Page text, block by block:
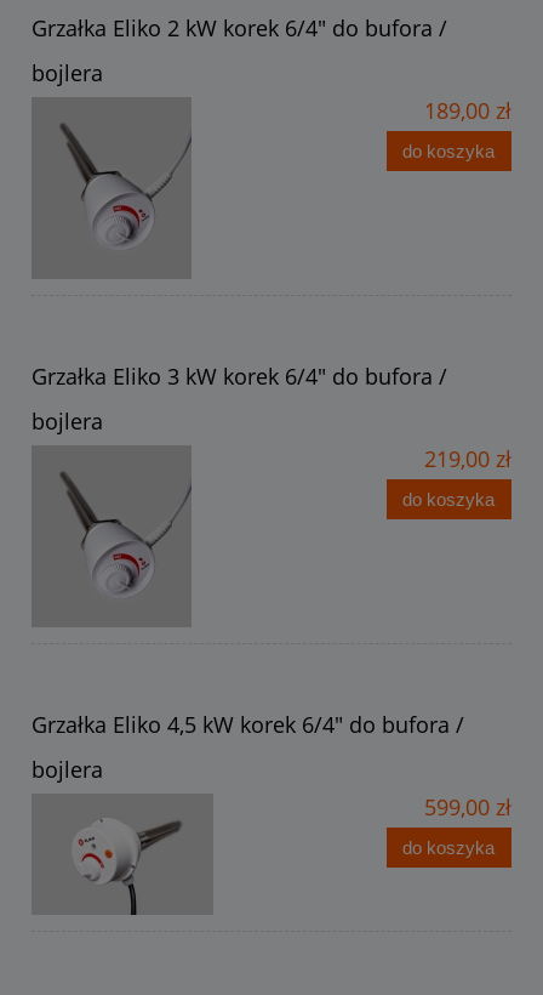
Grzałka Eliko 2 kW korek 6/4" do bufora /
bojlera
189,00 zł
do koszyka
Grzałka Eliko 3 kW korek 6/4" do bufora /
bojlera
219,00 zł
do koszyka
Grzałka Eliko 4,5 kW korek 6/4" do bufora /
bojlera
599,00 zł
do koszyka